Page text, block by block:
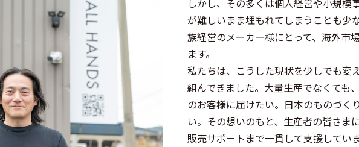
が難しいまま埋もれてしまうことも少
族経営のメーカー様にとって、海外市
ます。
私たちは、こうした現状を少しでも変
組んできました。大量生産でなくても
のお客様に届けたい。日本のものづく
い。その想いのもと、生産者の皆さま
販売サポートまで一貫して支援してい